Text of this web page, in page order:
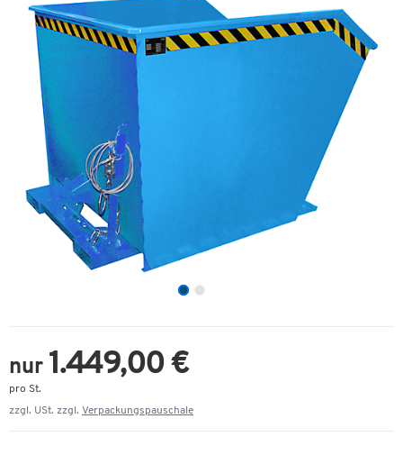
nur 1.449,00 €
pro St.
zzgl. USt. zzgl. Verpackungspauschale